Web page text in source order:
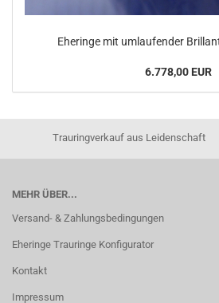
Eheringe mit umlaufender
6.778,00 EUR
Trauringverkauf aus Leidenschaft
MEHR ÜBER...
Versand- & Zahlungsbedingungen
Eheringe Trauringe Konfigurator
Kontakt
Impressum